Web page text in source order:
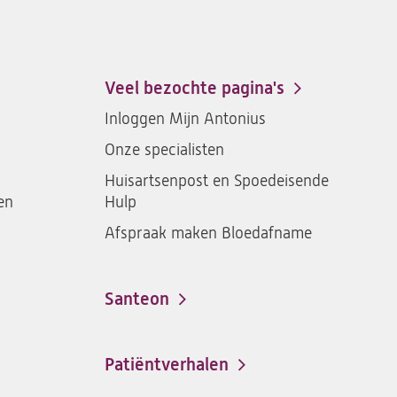
santeon
ziekenhuis
op
Facebook
santeon
ziekenhuis
Instagram
santeon
LinkedIn
Veel bezochte pagina's
Inloggen Mijn Antonius
Onze specialisten
Huisartsenpost en Spoedeisende
Hulp
Afspraak maken Bloedafname
Santeon
(opent
een
Patiëntverhalen